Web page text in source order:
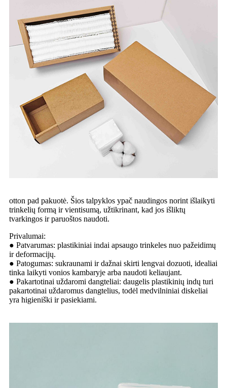
otton pad pakuotė. Šios talpyklos ypač naudingos norint išlaikyti
trinkelių formą ir vientisumą, užtikrinant, kad jos išliktų
tvarkingos ir paruoštos naudoti.
Privalumai:
● Patvarumas: plastikiniai indai apsaugo trinkeles nuo pažeidimų
ir deformacijų.
● Patogumas: sukraunami ir dažnai skirti lengvai dozuoti, idealiai
tinka laikyti vonios kambaryje arba naudoti keliaujant.
● Pakartotinai uždaromi dangteliai: daugelis plastikinių indų turi
pakartotinai uždaromus dangtelius, todėl medvilniniai diskeliai
yra higieniški ir pasiekiami.